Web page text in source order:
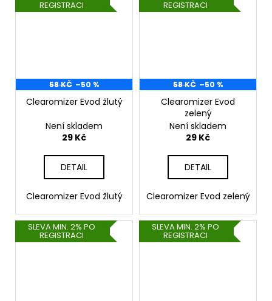
REGISTRACI
58 KČ –50 %
Clearomizer Evod žlutý
Není skladem
29 Kč
DETAIL
Clearomizer Evod žlutý
REGISTRACI
58 KČ –50 %
Clearomizer Evod
zelený
Není skladem
29 Kč
DETAIL
Clearomizer Evod zelený
SLEVA MIN. 2% PO
REGISTRACI
SLEVA MIN. 2% PO
REGISTRACI